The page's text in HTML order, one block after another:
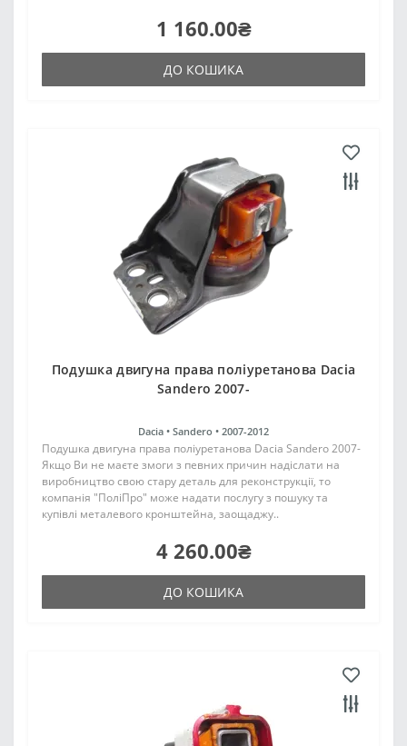
1 160.00₴
ДО КОШИКА
Подушка двигуна права поліуретанова Dacia
Sandero 2007-
Dacia • Sandero • 2007-2012
Подушка двигуна права поліуретанова Dacia Sandero 2007-
Якщо Ви не маєте змоги з певних причин надіслати на
виробництво свою стару деталь для реконструкції, то
компанія "ПоліПро" може надати послугу з пошуку та
купівлі металевого кронштейна, заощаджу..
4 260.00₴
ДО КОШИКА